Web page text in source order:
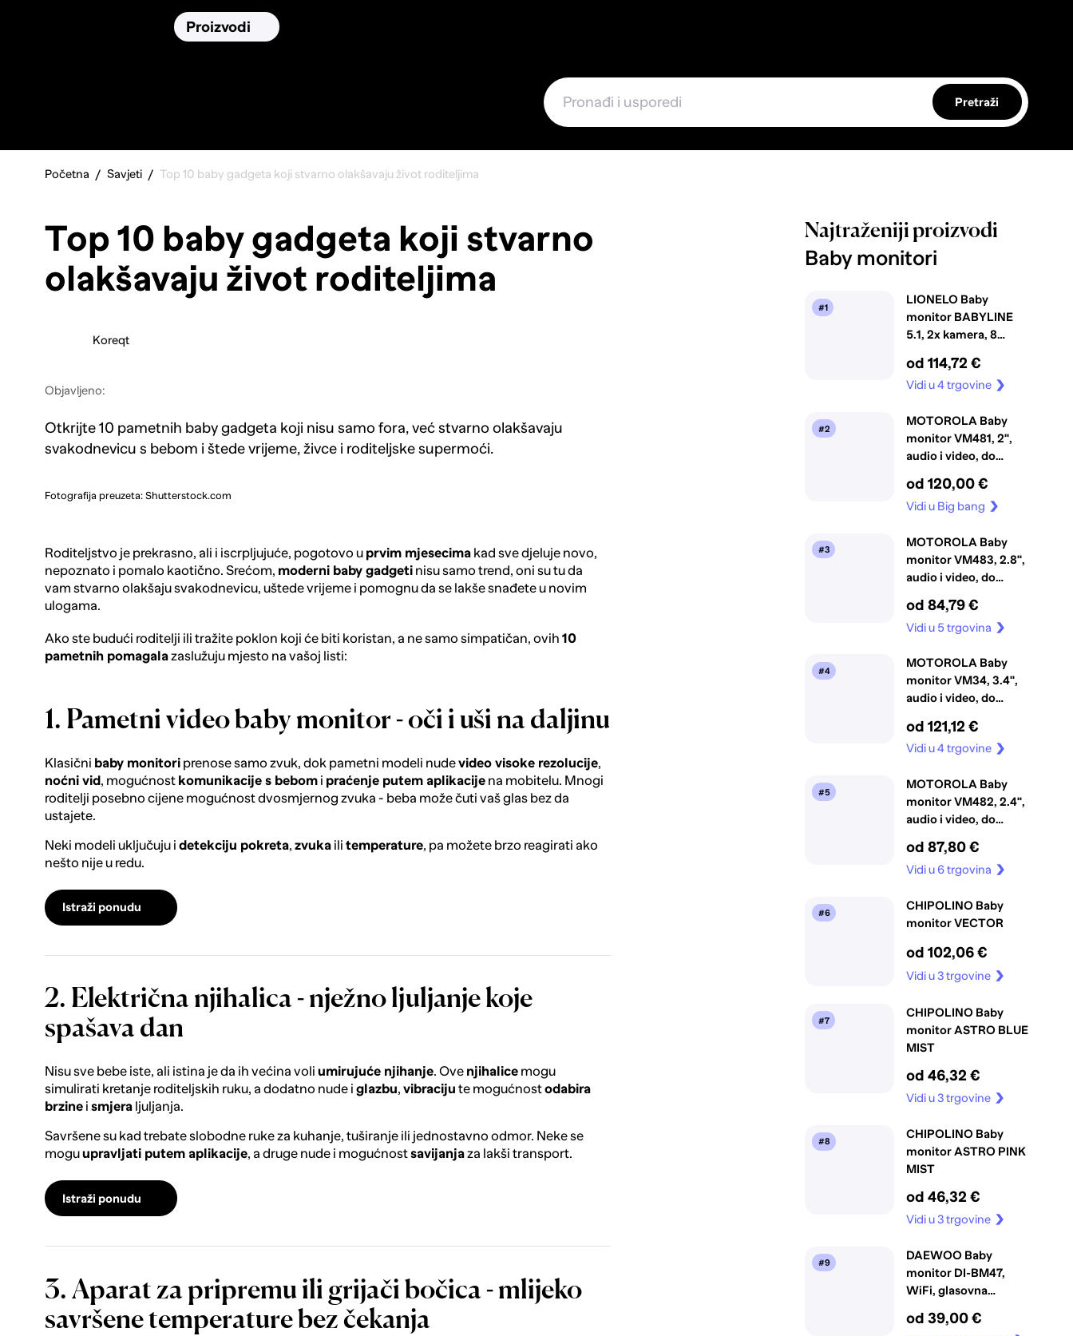
Proizvodi
Pretraži
Početna Savjeti Top 10 baby gadgeta koji stvarno olakšavaju život roditeljima
Top 10 baby gadgeta koji stvarno
olakšavaju život roditeljima
Koreqt
Objavljeno:
Otkrijte 10 pametnih baby gadgeta koji nisu samo fora, već stvarno olakšavaju
svakodnevicu s bebom i štede vrijeme, živce i roditeljske supermoći.
Fotografija preuzeta: Shutterstock.com
Roditeljstvo je prekrasno, ali i iscrpljujuće, pogotovo u prvim mjesecima kad sve djeluje novo,
nepoznato i pomalo kaotično. Srećom, moderni baby gadgeti nisu samo trend, oni su tu da
vam stvarno olakšaju svakodnevicu, uštede vrijeme i pomognu da se lakše snađete u novim
ulogama.
Ako ste budući roditelji ili tražite poklon koji će biti koristan, a ne samo simpatičan, ovih 10
pametnih pomagalazaslužuju mjesto na vašoj listi:
1. Pametni video baby monitor - oči i uši na daljinu
Klasični baby monitori prenose samo zvuk, dok pametni modeli nudevideo visoke rezolucije,
noćni vid, mogućnost komunikacije s bebom i praćenje putem aplikacije na mobitelu. Mnogi
roditelji posebno cijene mogućnost dvosmjernog zvuka - beba može čuti vaš glas bez da
ustajete.
Neki modeli uključuju i detekciju pokreta, zvuka ili temperature, pa možete brzo reagirati ako
nešto nije u redu.
Istraži ponudu
2. Električna njihalica - nježno ljuljanje koje
spašava dan
Nisu sve bebe iste, ali istina je da ih većina voli umirujuće njihanje. Ove njihalice mogu
simulirati kretanje roditeljskih ruku, a dodatno nude i glazbu, vibraciju te mogućnostodabira
brzine i smjera ljuljanja.
Savršene su kad trebate slobodne ruke za kuhanje, tuširanje ili jednostavno odmor. Neke se
moguupravljati putem aplikacije, a druge nude i mogućnostsavijanjaza lakši transport.
Istraži ponudu
3. Aparat za pripremu ili grijači bočica - mlijeko
savršene temperature bez čekanja
Najtraženiji proizvodi
Baby monitori
#1
LIONELO Baby
monitor BABYLINE
5.1, 2x kamera, 8
300m
od 114,72 €
Vidi u 4 trgovine
#2
MOTOROLA Baby
monitor VM481, 2",
audio i video, do
od 120,00 €
Vidi u Big bang
#3
MOTOROLA Baby
monitor VM483, 2.8",
audio i video, do
od 84,79 €
Vidi u 5 trgovina
#4
MOTOROLA Baby
monitor VM34, 3.4",
audio i video, do
od 121,12 €
Vidi u 4 trgovine
#5
MOTOROLA Baby
monitor VM482, 2.4",
audio i video, do
od 87,80 €
Vidi u 6 trgovina
#6
CHIPOLINO Baby
monitor VECTOR
od 102,06 €
Vidi u 3 trgovine
#7
CHIPOLINO Baby
monitor ASTRO BLUE
MIST
od 46,32 €
Vidi u 3 trgovine
#8
CHIPOLINO Baby
monitor ASTRO PINK
MIST
od 46,32 €
Vidi u 3 trgovine
#9
DAEWOO Baby
monitor DI-BM47,
WiFi, glasovna
temperatura, do
od 39,00 €